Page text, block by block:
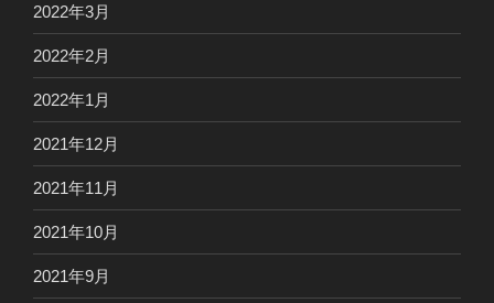
2022年3月
2022年2月
2022年1月
2021年12月
2021年11月
2021年10月
2021年9月